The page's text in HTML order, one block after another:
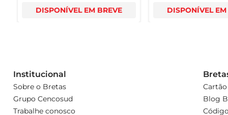
DISPONÍVEL EM BREVE DISPONÍVEL EM
Institucional
Sobre o Bretas
Grupo Cencosud
Trabalhe conosco
Blog